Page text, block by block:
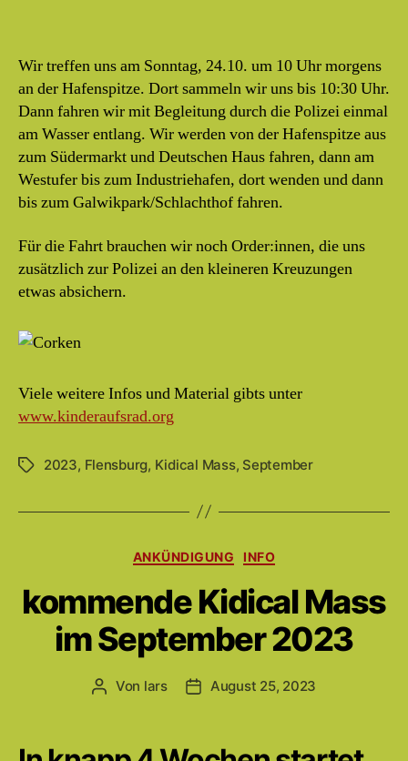
Wir treffen uns am Sonntag, 24.10. um 10 Uhr morgens
an der Hafenspitze. Dort sammeln wir uns bis 10:30 Uhr.
Dann fahren wir mit Begleitung durch die Polizei einmal
am Wasser entlang. Wir werden von der Hafenspitze aus
zum Südermarkt und Deutschen Haus fahren, dann am
Westufer bis zum Industriehafen, dort wenden und dann
bis zum Galwikpark/Schlachthof fahren.
Für die Fahrt brauchen wir noch Order:innen, die uns
zusätzlich zur Polizei an den kleineren Kreuzungen
etwas absichern.
Viele weitere Infos und Material gibts unter
www.kinderaufsrad.org
Schlagwörter
2023, Flensburg, Kidical Mass, September
Kategorien
ANKÜNDIGUNG INFO
kommende Kidical Mass
im September 2023
Beitragsautor
Von lars Beitragsdatum
August 25, 2023